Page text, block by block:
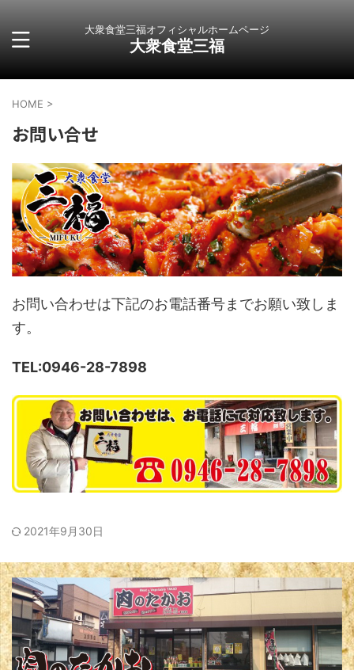
大衆食堂三福オフィシャルホームページ
大衆食堂三福
HOME >
お問い合せ
お問い合わせは下記のお電話番号までお願い致しま
す。
TEL:0946-28-7898
2021年9月30日